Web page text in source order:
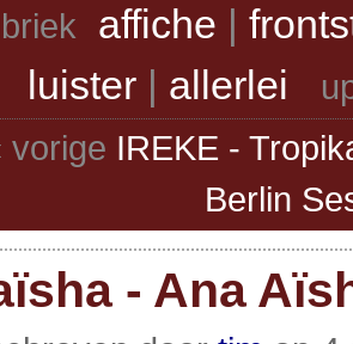
affiche |
luister| allerlei
vorige IREKE -
Berlin
- Ana